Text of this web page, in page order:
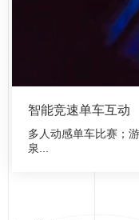
智能竞速单车互动
多人动感单车比赛；
泉...